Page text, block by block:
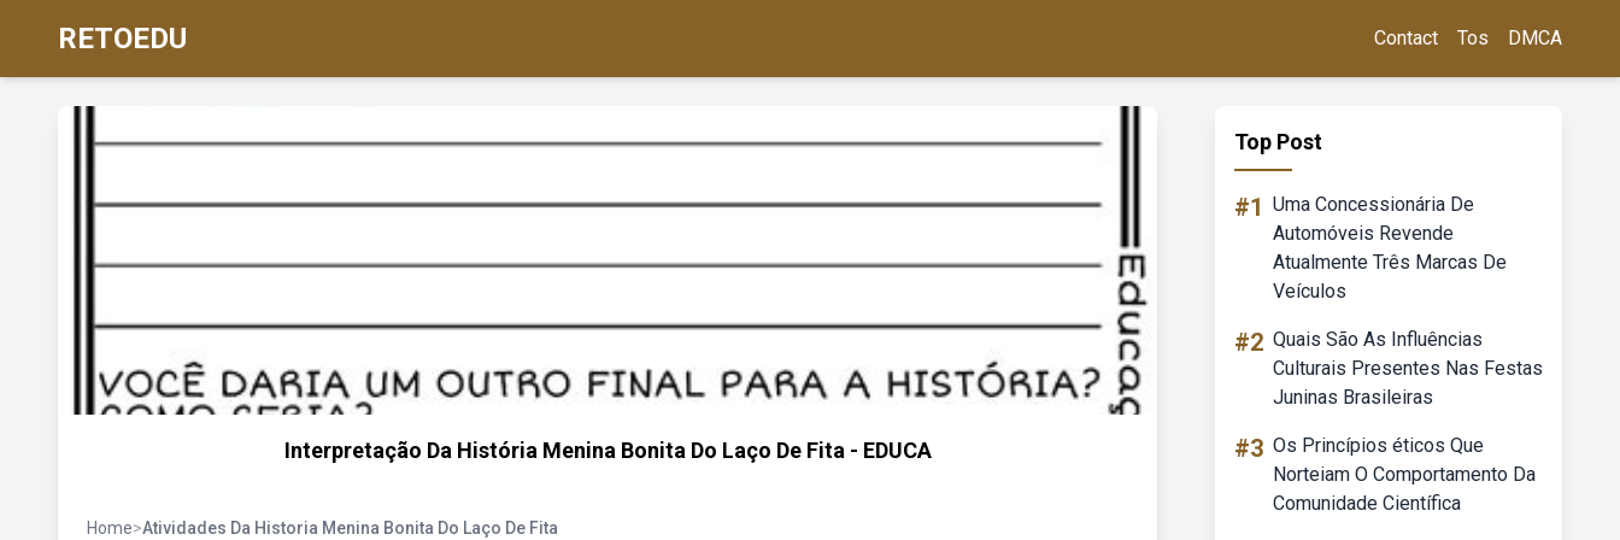
RETOEDU Contact Tos DMCA
Interpretação Da História Menina Bonita Do Laço De Fita - EDUCA
Home>Atividades Da Historia Menina Bonita Do Laço De Fita
Top Post
#1 Uma Concessionária De
Automóveis Revende
Atualmente Três Marcas De
Veículos
#2 Quais São As Influências
Culturais Presentes Nas Festas
Juninas Brasileiras
#3 Os Princípios éticos Que
Norteiam O Comportamento Da
Comunidade Científica